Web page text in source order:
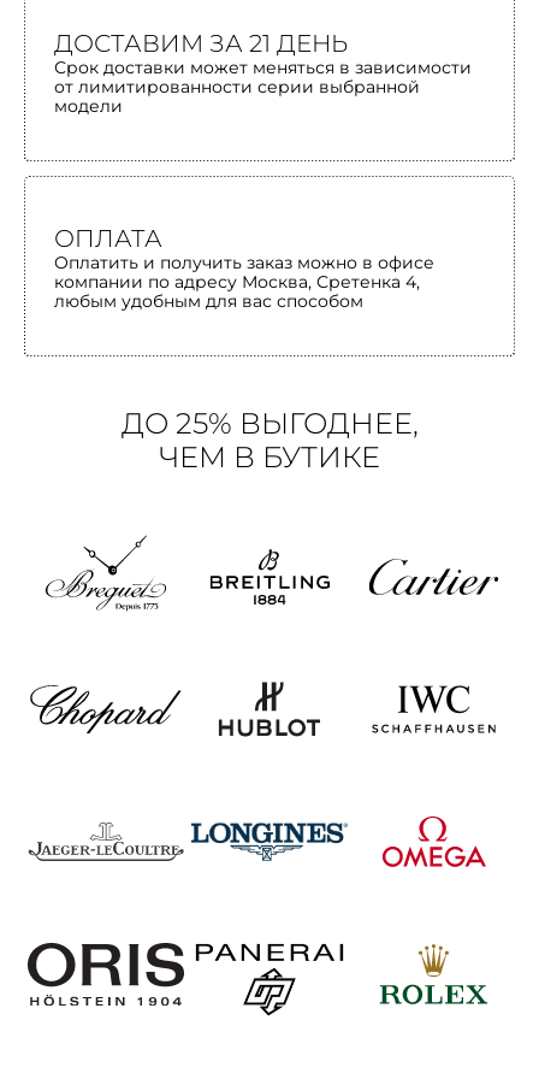
ДОСТАВИМ ЗА 21 ДЕНЬ
Срок доставки может меняться в зависимости
от лимитированности серии выбранной
модели
ОПЛАТА
Оплатить и получить заказ можно в офисе
компании по адресу Москва, Сретенка 4,
любым удобным для вас способом
ДО 25% ВЫГОДНЕЕ,
ЧЕМ В БУТИКЕ